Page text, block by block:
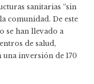
sanitarias “sin
comunidad. De este
se han llevado a
de salud,
inversión de 170